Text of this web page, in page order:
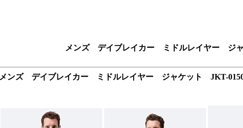
メンズ デイブレイカー ミドルレイヤー ジ
メンズ デイブレイカー ミドルレイヤー ジャケット JKT-